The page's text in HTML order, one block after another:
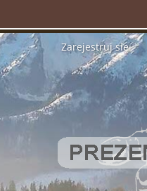
Zarejestruj się